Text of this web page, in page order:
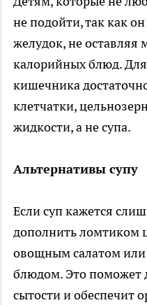
не подойти, так как
желудок, не оставляя
калорийных блюд.
кишечника
клетчатки,
жидкости, а не супа.
Альтернативы супу
Если суп кажется
дополнить ломтиком
овощным салатом
блюдом. Это поможет
сытости и обеспечит